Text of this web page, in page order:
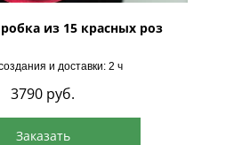
из 15 красных роз
и доставки: 2 ч
3790 руб.
Заказать